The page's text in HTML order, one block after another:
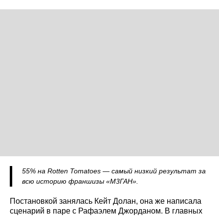
55% на Rotten Tomatoes — самый низкий результат за
всю историю франшизы «М3ГАН».
Постановкой занялась Кейт Долан, она же написала
сценарий в паре с Рафаэлем Джорданом. В главных